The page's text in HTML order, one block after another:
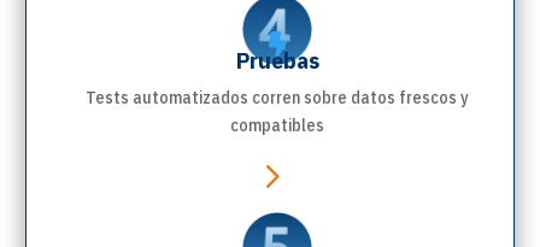

Pruebas
Tests automatizados corren sobre datos frescos y
compatibles
5